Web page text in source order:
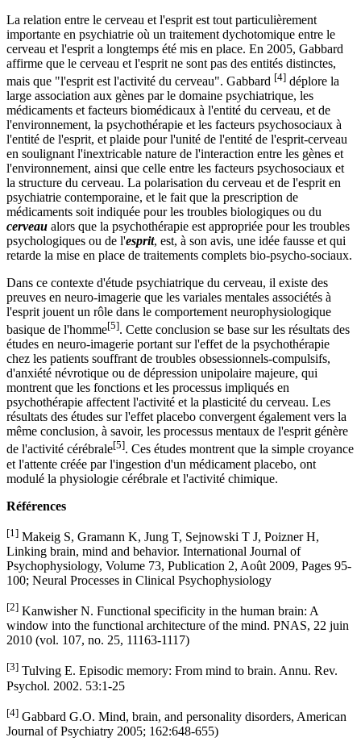
La relation entre le cerveau et l'esprit est tout particulièrement
importante en psychiatrie où un traitement dychotomique entre le
cerveau et l'esprit a longtemps été mis en place. En 2005, Gabbard
affirme que le cerveau et l'esprit ne sont pas des entités distinctes,
mais que "l'esprit est l'activité du cerveau". Gabbard [4] déplore la
large association aux gènes par le domaine psychiatrique, les
médicaments et facteurs biomédicaux à l'entité du cerveau, et de
l'environnement, la psychothérapie et les facteurs psychosociaux à
l'entité de l'esprit, et plaide pour l'unité de l'entité de l'esprit-cerveau
en soulignant l'inextricable nature de l'interaction entre les gènes et
l'environnement, ainsi que celle entre les facteurs psychosociaux et
la structure du cerveau. La polarisation du cerveau et de l'esprit en
psychiatrie contemporaine, et le fait que la prescription de
médicaments soit indiquée pour les troubles biologiques ou du
cerveau alors que la psychothérapie est appropriée pour les troubles
psychologiques ou de l'esprit, est, à son avis, une idée fausse et qui
retarde la mise en place de traitements complets bio-psycho-sociaux.
Dans ce contexte d'étude psychiatrique du cerveau, il existe des
preuves en neuro-imagerie que les variales mentales associétés à
l'esprit jouent un rôle dans le comportement neurophysiologique
basique de l'homme[5]. Cette conclusion se base sur les résultats des
études en neuro-imagerie portant sur l'effet de la psychothérapie
chez les patients souffrant de troubles obsessionnels-compulsifs,
d'anxiété névrotique ou de dépression unipolaire majeure, qui
montrent que les fonctions et les processus impliqués en
psychothérapie affectent l'activité et la plasticité du cerveau. Les
résultats des études sur l'effet placebo convergent également vers la
même conclusion, à savoir, les processus mentaux de l'esprit génère
de l'activité cérébrale[5]. Ces études montrent que la simple croyance
et l'attente créée par l'ingestion d'un médicament placebo, ont
modulé la physiologie cérébrale et l'activité chimique.
Références
[1] Makeig S, Gramann K, Jung T, Sejnowski T J, Poizner H,
Linking brain, mind and behavior. International Journal of
Psychophysiology, Volume 73, Publication 2, Août 2009, Pages 95-
100; Neural Processes in Clinical Psychophysiology
[2] Kanwisher N. Functional specificity in the human brain: A
window into the functional architecture of the mind. PNAS, 22 juin
2010 (vol. 107, no. 25, 11163-1117)
[3] Tulving E. Episodic memory: From mind to brain. Annu. Rev.
Psychol. 2002. 53:1-25
[4] Gabbard G.O. Mind, brain, and personality disorders, American
Journal of Psychiatry 2005; 162:648-655)